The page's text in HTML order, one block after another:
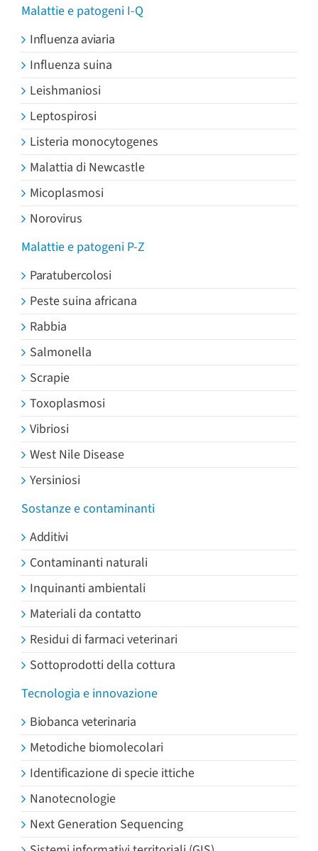
Malattie e patogeni I-Q
Influenza aviaria
Influenza suina
Leishmaniosi
Leptospirosi
Listeria monocytogenes
Malattia di Newcastle
Micoplasmosi
Norovirus
Malattie e patogeni P-Z
Paratubercolosi
Peste suina africana
Rabbia
Salmonella
Scrapie
Toxoplasmosi
Vibriosi
West Nile Disease
Yersiniosi
Sostanze e contaminanti
Additivi
Contaminanti naturali
Inquinanti ambientali
Materiali da contatto
Residui di farmaci veterinari
Sottoprodotti della cottura
Tecnologia e innovazione
Biobanca veterinaria
Metodiche biomolecolari
Identificazione di specie ittiche
Nanotecnologie
Next Generation Sequencing